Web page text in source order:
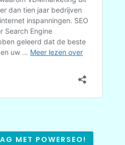
MET POWERSEO!